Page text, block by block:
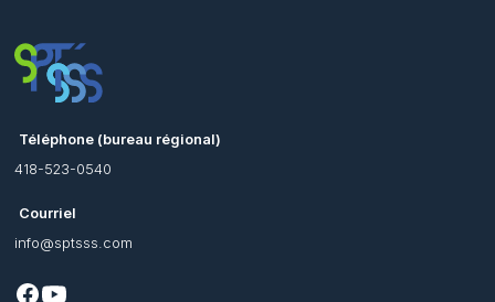
Téléphone (bureau régional)
418-523-0540
Courriel
info@sptsss.com